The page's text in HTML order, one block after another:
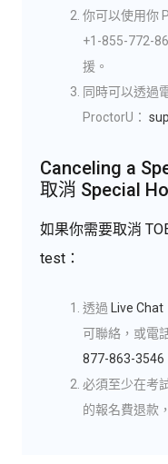
你可以使用你
+1-855-772-
援。
同時可以透過
ProctorU：
Canceling a
取消 Special
如果你需要取消
test：
透過 Live Chat
可聯絡，或電
877-863-3546
必須至少在考
的報名費退款